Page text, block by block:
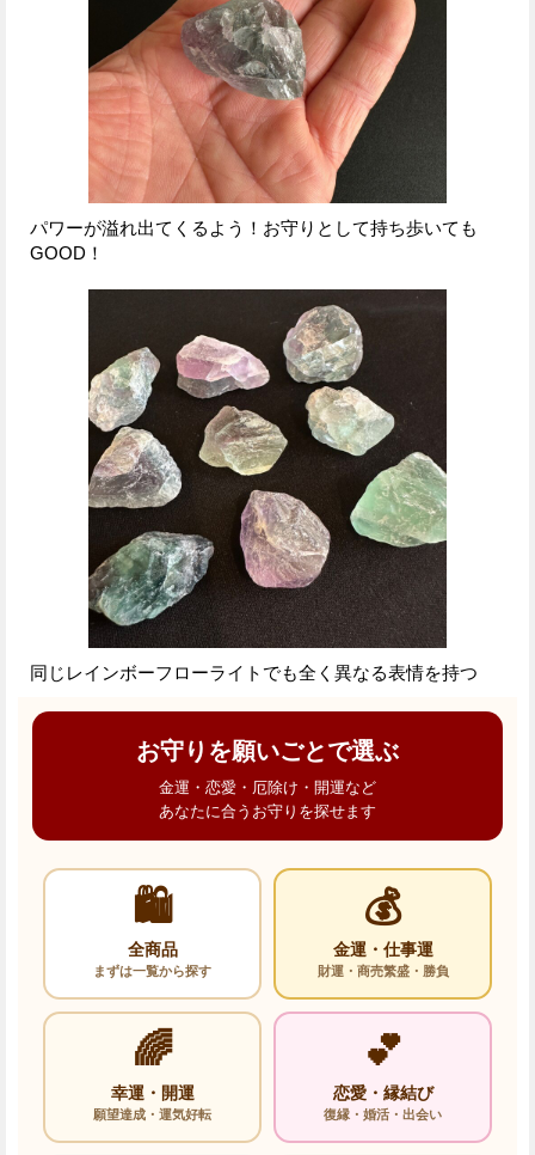
パワーが溢れ出てくるよう！お守りとして持ち歩いても
GOOD！
同じレインボーフローライトでも全く異なる表情を持つ
お守りを願いごとで選ぶ
金運・恋愛・厄除け・開運など
あなたに合うお守りを探せます
🛍️
全商品
まずは一覧から探す
💰
金運・仕事運
財運・商売繁盛・勝負
🌈
幸運・開運
願望達成・運気好転
💕
恋愛・縁結び
復縁・婚活・出会い